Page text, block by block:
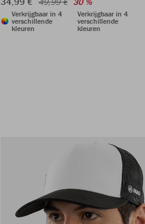
Verkrijgbaar in 4
verschillende
kleuren
Verkrijgbaar in 4
verschillende
kleuren